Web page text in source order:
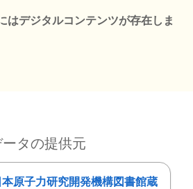
はデジタルコンテンツが存在しま
ータの提供元
本原子力研究開発機構図書館蔵